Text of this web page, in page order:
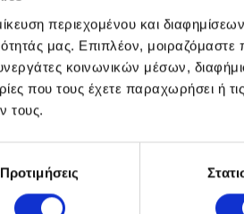
περιεχομένου και
μας. Επιπλέον,
κοινωνικών μέσων,
που τους έχετε παραχωρήσει ή
τους.
Προτιμήσεις